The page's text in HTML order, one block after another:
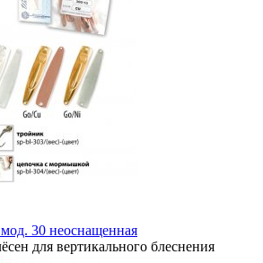
30 неоснащенная
для вертикального блеснения